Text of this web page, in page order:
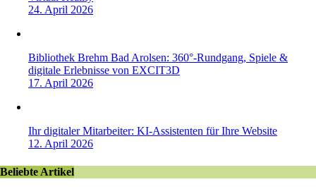
24. April 2026
Bibliothek Brehm Bad Arolsen: 360°-Rundgang, Spiele &
digitale Erlebnisse von EXCIT3D
17. April 2026
Ihr digitaler Mitarbeiter: KI-Assistenten für Ihre Website
12. April 2026
Beliebte Artikel